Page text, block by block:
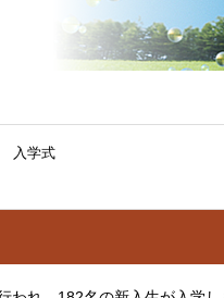
入学式